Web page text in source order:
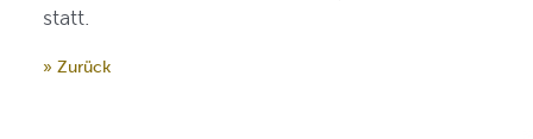
statt.
» Zurück